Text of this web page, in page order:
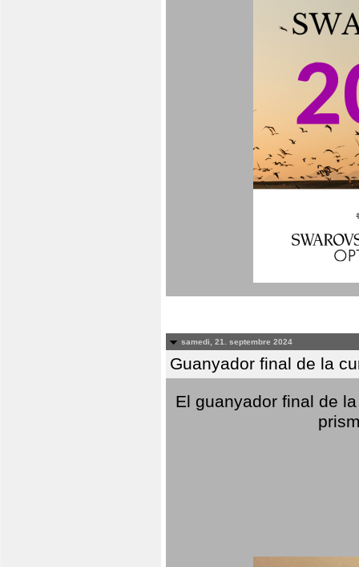
samedi, 21. septembre 2024
Guanyador final de la
El guanyador final de